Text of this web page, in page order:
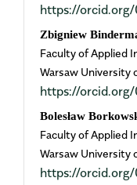
Content
https://
Zbigniew
Faculty of Applied
Warsaw University
https://
Bolesław
Faculty of Applied
Warsaw University
https://